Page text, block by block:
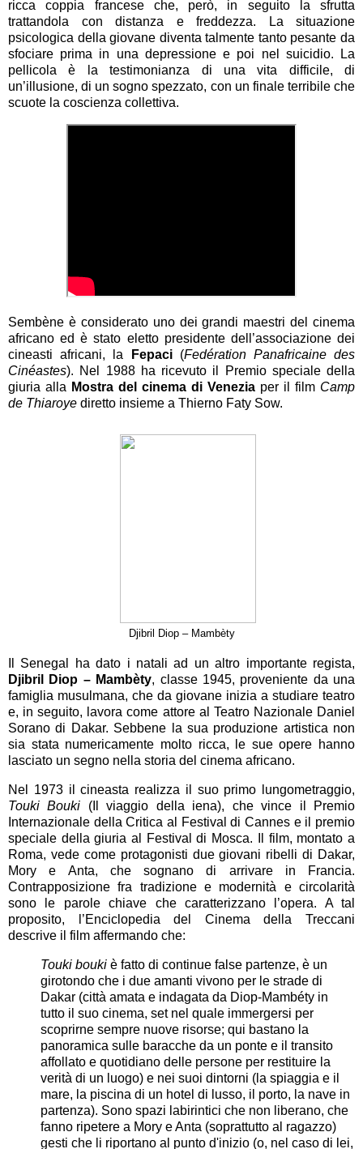
ricca coppia francese che, però, in seguito la sfrutta
trattandola con distanza e freddezza. La situazione
psicologica della giovane diventa talmente tanto pesante da
sfociare prima in una depressione e poi nel suicidio. La
pellicola è la testimonianza di una vita difficile, di
un’illusione, di un sogno spezzato, con un finale terribile che
scuote la coscienza collettiva.
Sembène è considerato uno dei grandi maestri del cinema
africano ed è stato eletto presidente dell’associazione dei
cineasti africani, la
Fepaci(Fedération Panafricaine des
Cinéastes). Nel 1988 ha ricevuto il Premio speciale della
giuria alla Mostra del cinema di Venezia per il film Camp
de Thiaroye diretto insieme a Thierno Faty Sow.
Djibril Diop – Mambèty
Il Senegal ha dato i natali ad un altro importante regista,
Djibril Diop – Mambèty, classe 1945, proveniente da una
famiglia musulmana, che da giovane inizia a studiare teatro
e, in seguito, lavora come attore al Teatro Nazionale Daniel
Sorano di Dakar. Sebbene la sua produzione artistica non
sia stata numericamente molto ricca, le sue opere hanno
lasciato un segno nella storia del cinema africano.
Nel 1973 il cineasta realizza il suo primo lungometraggio,
Touki Bouki (Il viaggio della iena), che vince il Premio
Internazionale della Critica al Festival di Cannes e il premio
speciale della giuria al Festival di Mosca. Il film, montato a
Roma, vede come protagonisti due giovani ribelli di Dakar,
Mory e Anta, che sognano di arrivare in Francia.
Contrapposizione fra tradizione e modernità e circolarità
sono le parole chiave che caratterizzano l’opera. A tal
proposito, l’Enciclopedia del Cinema della Treccani
descrive il film affermando che:
Touki bouki è fatto di continue false partenze, è un
girotondo che i due amanti vivono per le strade di
Dakar (città amata e indagata da Diop-Mambéty in
tutto il suo cinema, set nel quale immergersi per
scoprirne sempre nuove risorse; qui bastano la
panoramica sulle baracche da un ponte e il transito
affollato e quotidiano delle persone per restituire la
verità di un luogo) e nei suoi dintorni (la spiaggia e il
mare, la piscina di un hotel di lusso, il porto, la nave in
partenza). Sono spazi labirintici che non liberano, che
fanno ripetere a Mory e Anta (soprattutto al ragazzo)
gesti che li riportano al punto d'inizio (o, nel caso di lei,